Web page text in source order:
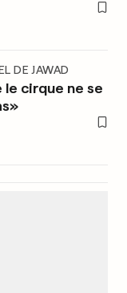
DE JAWAD
le cirque ne se